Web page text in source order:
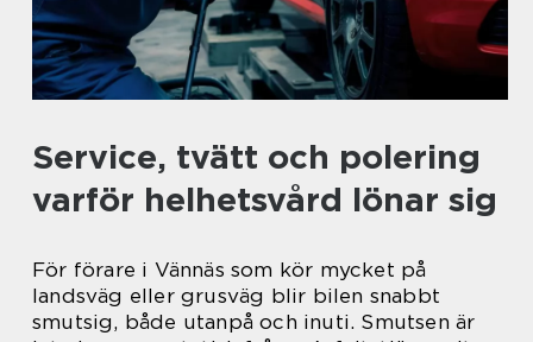
Service, tvätt och polering
varför helhetsvård lönar sig
För förare i Vännäs som kör mycket på
landsväg eller grusväg blir bilen snabbt
smutsig, både utanpå och inuti. Smutsen är